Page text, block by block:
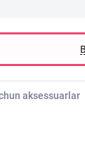
aksessuarlar